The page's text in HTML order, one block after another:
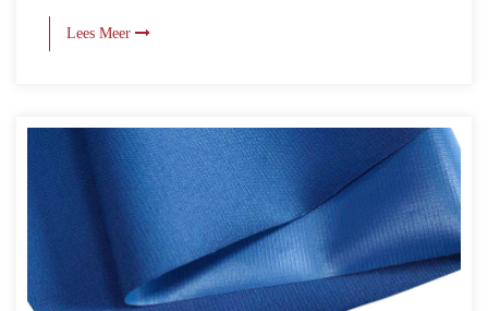
Lees Meer